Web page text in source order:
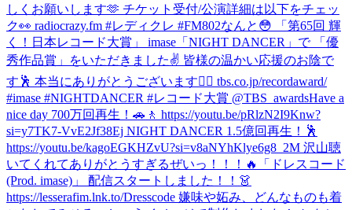
しくお願いします🫶 チケット受付/公演詳細は以下をチェッ
ク👀 radiocrazy.fm #レディクレ #FM802なんと😳 「第65回 輝
く！日本レコード大賞」 imase「NIGHT DANCER」で 「優
秀作品賞」をいただきました✌️ 皆様の温かい応援のお陰で
す🕺 本当にありがとうございます❤️‍🔥 tbs.co.jp/recordaward/
#imase #NIGHTDANCER #レコード大賞 @TBS_awardsHave a
nice day 700万回再生！🚗🚶 https://youtu.be/pRlzN2I9Knw?
si=y7TK7-VvE2Jf38Ej NIGHT DANCER 1.5億回再生！🕺
https://youtu.be/kagoEGKHZvU?si=v8aNYhKlye6g8_2M 沢山聴
いてくれてありがとうすぎるぜいっ！！！🔥
「ドレスコード
(Prod. imase)」 配信スタートしました！！👗
https://lesserafim.lnk.to/Dresscode 嫌味や妬み、どんなものも着